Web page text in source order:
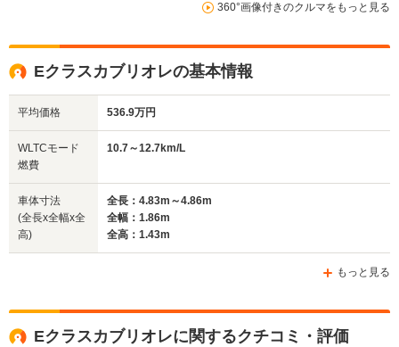
燃費
駆動方式
└高速道路:14.1～
└市街地:9.5～
└郊外:14.4～
14.5km/L
└高速道路:17.3km/L
360°画像付きのクルマをもっと見る
Eクラスカブリオレの基本情報
平均価格 536.9万円
WLTCモード
燃費
10.7～12.7km/L
車体寸法
(全長x全幅x全
高)
全長：4.83m～4.86m
全幅：1.86m
全高：1.43m
もっと見る
Eクラスカブリオレに関するクチコミ・評価